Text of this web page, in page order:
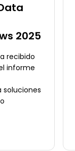
2025
recibido
informe
soluciones